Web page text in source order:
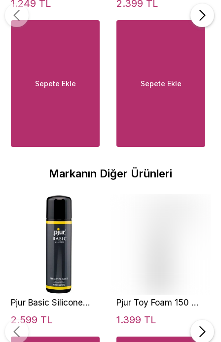
Kayganlaştırıcı Jel
1.249 TL
Sepete Ekle
2.399 TL
Sepete Ekle
Markanın Diğer Ürünleri
Pjur Basic Silicone
Based Kayganlaştırıcı
Jel 250 Ml
2.599 TL
Pjur Toy Foam 150 Ml
Yoğun Temizleme
1.399 TL